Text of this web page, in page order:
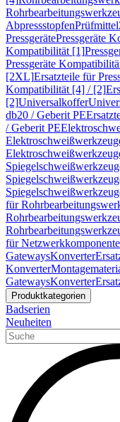
AbpressstopfenPrüfmittel
PressgerätePressgeräte
Kompatibilität [1]
Pressgeräte
[2XL]Ersatzteile für
Kompatibilität [4] / [2]
[2]Universalkoffer
db20 / Geberit PE
/ Geberit PE
für
für
GatewaysKonverter
Konverter
GatewaysKonverter
Produktkategorien
Badserien
Neuheiten